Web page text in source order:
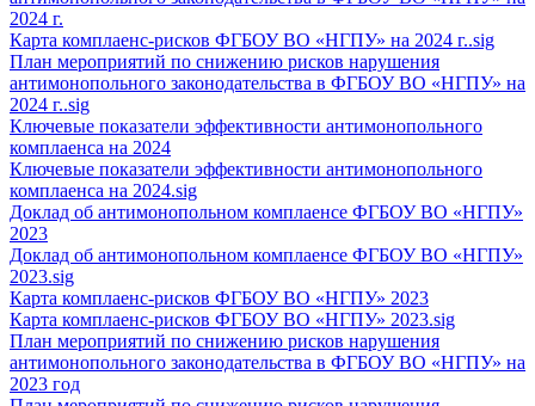
2024 г.
Карта комплаенс-рисков ФГБОУ ВО «НГПУ» на 2024 г..sig
План мероприятий по снижению рисков нарушения
антимонопольного законодательства в ФГБОУ ВО «НГПУ» на
2024 г..sig
Ключевые показатели эффективности антимонопольного
комплаенса на 2024
Ключевые показатели эффективности антимонопольного
комплаенса на 2024.sig
Доклад об антимонопольном комплаенсе ФГБОУ ВО «НГПУ»
2023
Доклад об антимонопольном комплаенсе ФГБОУ ВО «НГПУ»
2023.sig
Карта комплаенс-рисков ФГБОУ ВО «НГПУ» 2023
Карта комплаенс-рисков ФГБОУ ВО «НГПУ» 2023.sig
План мероприятий по снижению рисков нарушения
антимонопольного законодательства в ФГБОУ ВО «НГПУ» на
2023 год